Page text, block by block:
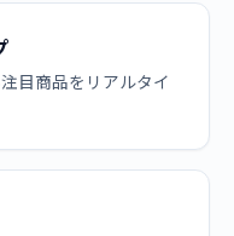
目商品をリアルタイ